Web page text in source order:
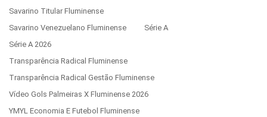
Savarino Titular Fluminense
Savarino Venezuelano Fluminense
Série A
Série A 2026
Transparência Radical Fluminense
Transparência Radical Gestão Fluminense
Vídeo Gols Palmeiras X Fluminense 2026
YMYL Economia E Futebol Fluminense